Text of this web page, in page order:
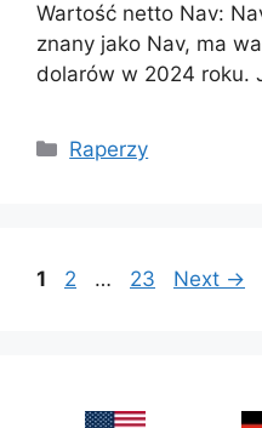
Wartość netto Nav:
znany jako Nav, ma
dolarów w 2024 roku.
Categories
Raperzy
Page
1 Page
2 … Page
23 Next →